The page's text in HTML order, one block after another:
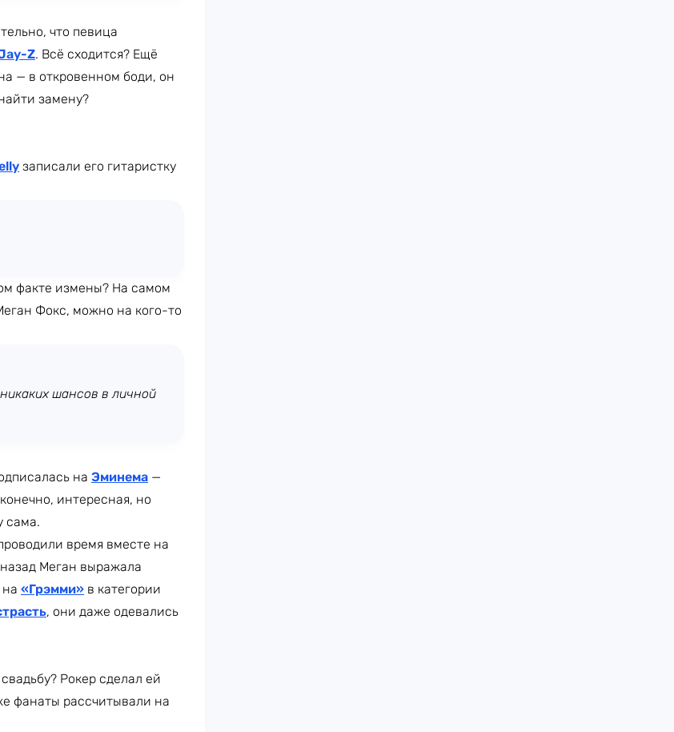
что певица
Z. Всё сходится? Ещё
— в откровенном боди, он
замену?
записали его гитаристку
факте измены? На самом
Фокс, можно на кого-то
шансов в личной
на Эминема —
интересная, но
сама.
время вместе на
Меган выражала
«Грэмми» в категории
, они даже одевались
Рокер сделал ей
фанаты рассчитывали на